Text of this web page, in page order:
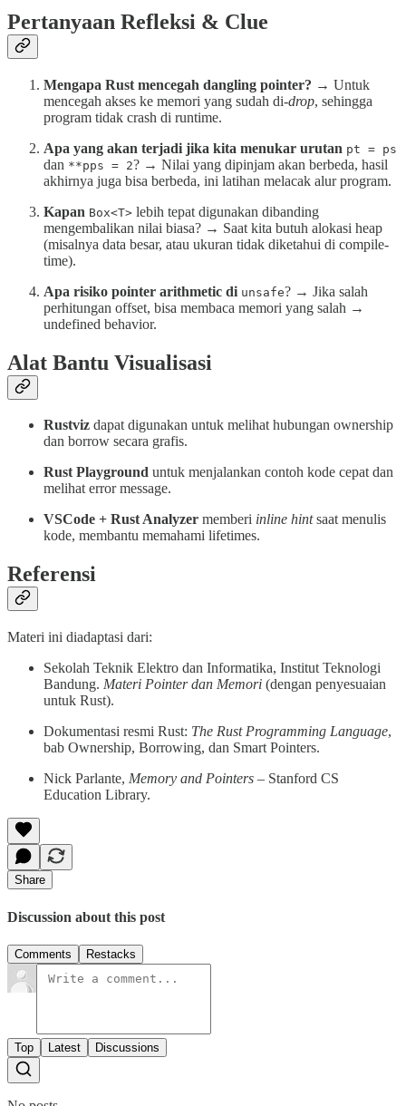
Pertanyaan Refleksi & Clue
Mengapa Rust mencegah dangling pointer? → Untuk
mencegah akses ke memori yang sudah di-drop, sehingga
program tidak crash di runtime.
Apa yang akan terjadi jika kita menukar urutan pt = ps
dan **pps = 2? → Nilai yang dipinjam akan berbeda, hasil
akhirnya juga bisa berbeda, ini latihan melacak alur program.
Kapan Box<T> lebih tepat digunakan dibanding
mengembalikan nilai biasa? → Saat kita butuh alokasi heap
(misalnya data besar, atau ukuran tidak diketahui di compile-
time).
Apa risiko pointer arithmetic di unsafe? → Jika salah
perhitungan offset, bisa membaca memori yang salah →
undefined behavior.
Alat Bantu Visualisasi
Rustviz dapat digunakan untuk melihat hubungan ownership
dan borrow secara grafis.
Rust Playground untuk menjalankan contoh kode cepat dan
melihat error message.
VSCode + Rust Analyzer memberi inline hintsaat menulis
kode, membantu memahami lifetimes.
Referensi
Materi ini diadaptasi dari:
Sekolah Teknik Elektro dan Informatika, Institut Teknologi
Bandung. Materi Pointer dan Memori (dengan penyesuaian
untuk Rust).
Dokumentasi resmi Rust: The Rust Programming Language,
bab Ownership, Borrowing, dan Smart Pointers.
Nick Parlante, Memory and Pointers – Stanford CS
Education Library.
Share
Discussion about this post
Comments Restacks
Top Latest Discussions